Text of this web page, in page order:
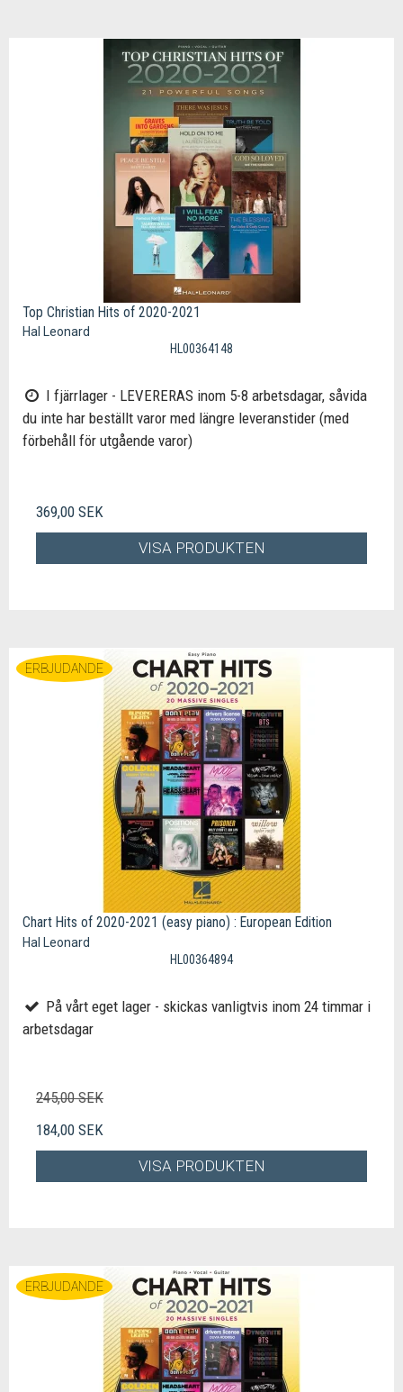
Top Christian Hits of 2020-2021
Hal Leonard
HL00364148
I fjärrlager - LEVERERAS inom 5-8 arbetsdagar, såvida
du inte har beställt varor med längre leveranstider (med
förbehåll för utgående varor)
369,00 SEK
VISA PRODUKTEN
ERBJUDANDE
Chart Hits of 2020-2021 (easy piano) : European Edition
Hal Leonard
HL00364894
På vårt eget lager - skickas vanligtvis inom 24 timmar i
arbetsdagar
245,00 SEK
184,00 SEK
VISA PRODUKTEN
ERBJUDANDE